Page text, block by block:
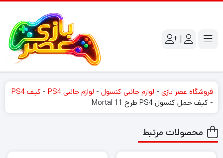
|
فروشگاه عصر بازی - لوازم جانبی کنسول - لوازم جانبی PS4 - کیف PS4
- کیف حمل کنسول PS4 طرح Mortal 11
محصولات مرتبط